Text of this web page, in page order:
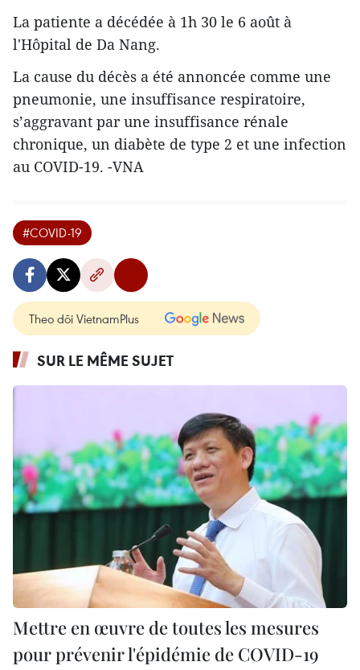
La patiente a décédée à 1h 30 le 6 août à
l'Hôpital de Da Nang.
La cause du décès a été annoncée comme une
pneumonie, une insuffisance respiratoire,
s’aggravant par une insuffisance rénale
chronique, un diabète de type 2 et une infection
au COVID-19. -VNA
#COVID-19
Theo dõi VietnamPlus
SUR LE MÊME SUJET
Mettre en œuvre de toutes les mesures
pour prévenir l'épidémie de COVID-19